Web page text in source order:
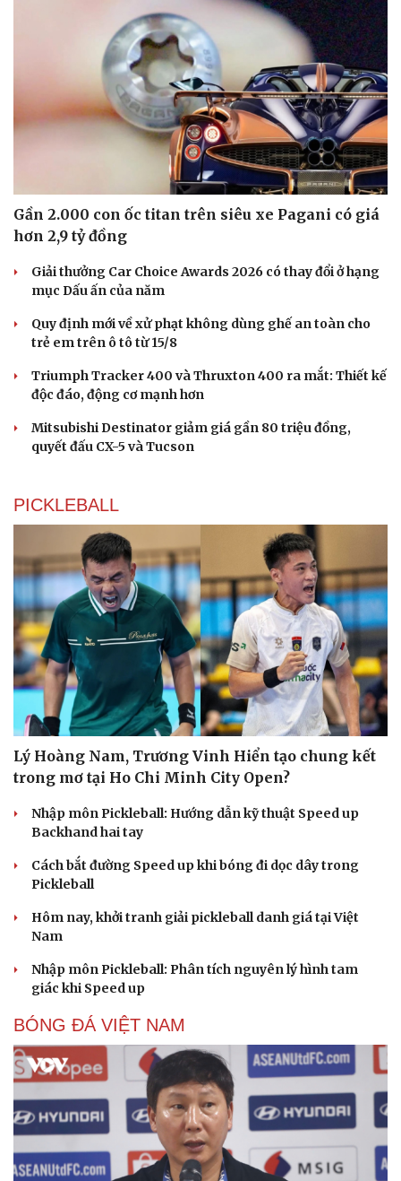
Du lịch
Tư vấn
Săn Tour
check-in
Podcast
Câu chuyện thời sự
Đọc truyện đêm khuya
Cửa sổ tình yêu
Kể chuyện cho bé
Hạt giống tâm hồn
Gần 2.000 con ốc titan trên siêu xe Pagani có giá
hơn 2,9 tỷ đồng
Giải thưởng Car Choice Awards 2026 có thay đổi ở hạng
mục Dấu ấn của năm
Quy định mới về xử phạt không dùng ghế an toàn cho
trẻ em trên ô tô từ 15/8
Triumph Tracker 400 và Thruxton 400 ra mắt: Thiết kế
độc đáo, động cơ mạnh hơn
Mitsubishi Destinator giảm giá gần 80 triệu đồng,
quyết đấu CX-5 và Tucson
PICKLEBALL
Lý Hoàng Nam, Trương Vinh Hiển tạo chung kết
trong mơ tại Ho Chi Minh City Open?
Nhập môn Pickleball: Hướng dẫn kỹ thuật Speed up
Backhand hai tay
Cách bắt đường Speed up khi bóng đi dọc dây trong
Pickleball
Hôm nay, khởi tranh giải pickleball danh giá tại Việt
Nam
Nhập môn Pickleball: Phân tích nguyên lý hình tam
giác khi Speed up
BÓNG ĐÁ VIỆT NAM